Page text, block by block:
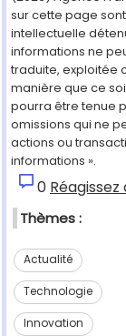
sur cette page
intellectuelle
informations ne
traduite, exploitée
manière que ce
pourra être tenue
omissions qui ne
actions ou
informations ».
0
Thèmes :
Actualité
Technologie
Innovation